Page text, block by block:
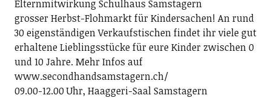
Elternmitwirkung Schulhaus Samstagern
grosser Herbst-Flohmarkt für Kindersachen! An rund
30 eigenständigen Verkaufstischen findet ihr viele gut
erhaltene Lieblingsstücke für eure Kinder zwischen 0
und 10 Jahre. Mehr Infos auf
www.secondhandsamstagern.ch/
09.00-12.00 Uhr, Haaggeri-Saal Samstagern